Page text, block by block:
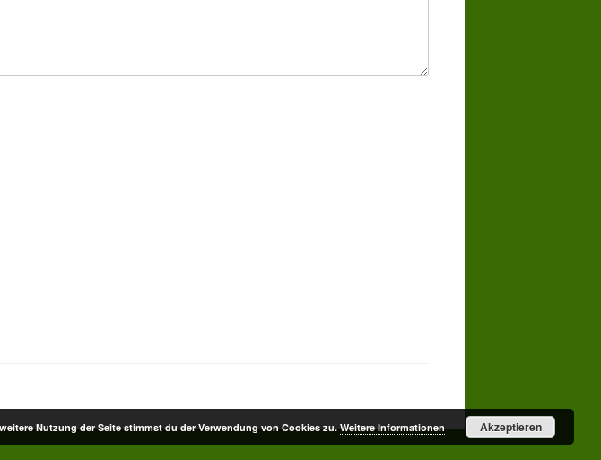
Nutzung der Seite stimmst du der Verwendung von Cookies zu.Weitere Informationen Akzeptieren